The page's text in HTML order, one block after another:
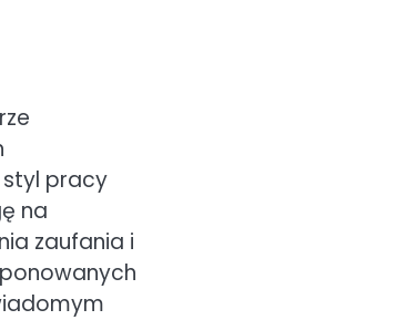
pracy
na
zaufania i